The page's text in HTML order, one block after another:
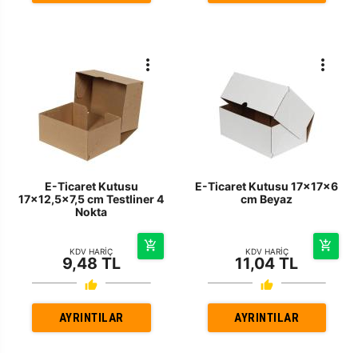
E-Ticaret Kutusu
17x12,5x7,5 cm Testliner 4
Nokta
KDV HARİÇ
9,48 TL
AYRINTILAR
E-Ticaret Kutusu 17x17x6
cm Beyaz
KDV HARİÇ
11,04 TL
AYRINTILAR